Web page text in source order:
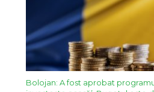
Bolojan: A fost aprobat